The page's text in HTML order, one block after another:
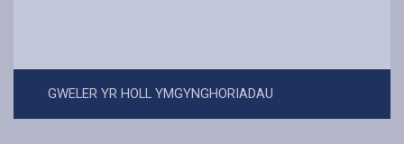
GWELER YR HOLL YMGYNGHORIADAU